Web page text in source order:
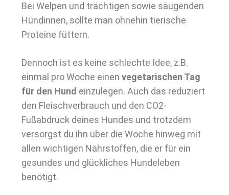
Bei Welpen und trächtigen sowie säugenden
Hündinnen, sollte man ohnehin tierische
Proteine füttern.
Dennoch ist es keine schlechte Idee, z.B.
einmal pro Woche einen vegetarischen Tag
für den Hund einzulegen. Auch das reduziert
den Fleischverbrauch und den CO2-
Fußabdruck deines Hundes und trotzdem
versorgst du ihn über die Woche hinweg mit
allen wichtigen Nährstoffen, die er für ein
gesundes und glückliches Hundeleben
benötigt.